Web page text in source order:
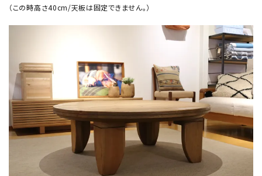
（この時高さ40cm/天板は固定できません。）